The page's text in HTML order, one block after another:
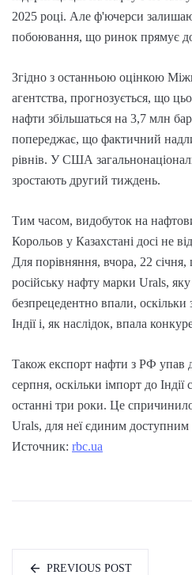
2025 році. Але ф'ючерси
побоювання, що ринок прямує
Згідно з останньою оцінкою
агентства, прогнозується, що
нафти збільшаться на 3,7 млн
попереджає, що фактичний
рівнів. У США
зростають другий тиждень.
Тим часом, видобуток на
Корольов у Казахстані досі не
Для порівняння, вчора, 22
російську нафту марки Urals,
безпрецедентно впали,
Індії і, як наслідок, впала
Також експорт нафти з РФ упав
серпня, оскільки імпорт до
останні три роки. Це
Urals, для неї єдиним
Источник: rbc.ua
PREVIOUS POST